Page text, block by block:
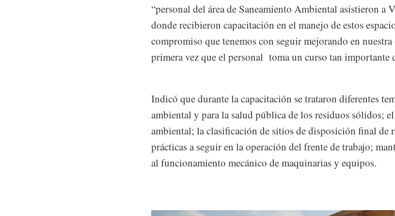
“personal del área de Saneamiento Ambiental asistieron a
donde recibieron capacitación en el manejo de estos
compromiso que tenemos con seguir mejorando en
primera vez que el personal toma un curso tan importante
Indicó que durante la capacitación se trataron diferentes
ambiental y para la salud pública de los residuos sólidos;
ambiental; la clasificación de sitios de disposición final de
prácticas a seguir en la operación del frente de trabajo;
al funcionamiento mecánico de maquinarias y equipos.